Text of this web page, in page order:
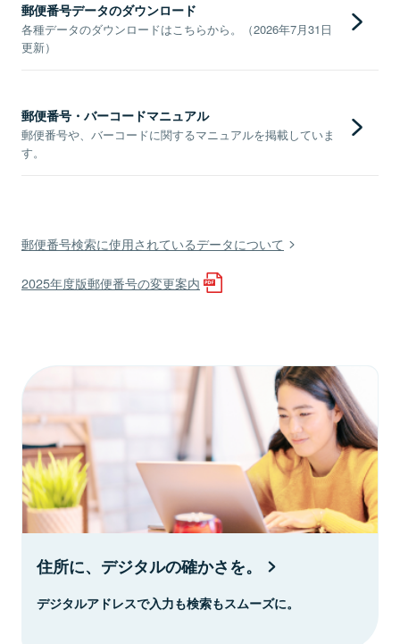
郵便番号データのダウンロード
各種データのダウンロードはこちらから。（2026年7月31日
更新）
郵便番号・バーコードマニュアル
郵便番号や、バーコードに関するマニュアルを掲載していま
す。
郵便番号検索に使用されているデータについて
2025年度版郵便番号の変更案内
住所に、デジタルの確かさを。
デジタルアドレスで入力も検索もスムーズに。